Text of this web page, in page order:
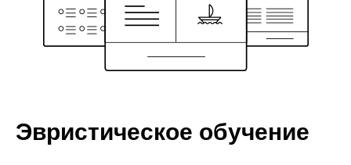
Эвристическое обучение